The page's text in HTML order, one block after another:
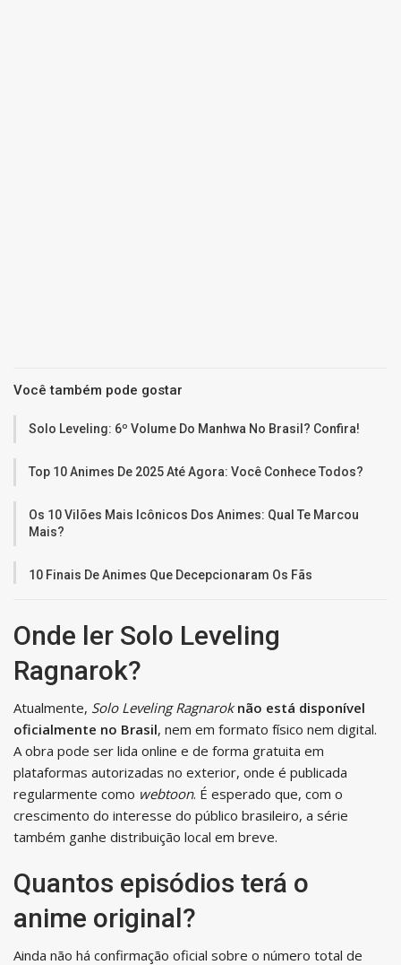
Você também pode gostar
Solo Leveling: 6º Volume Do Manhwa No Brasil? Confira!
Top 10 Animes De 2025 Até Agora: Você Conhece Todos?
Os 10 Vilões Mais Icônicos Dos Animes: Qual Te Marcou
Mais?
10 Finais De Animes Que Decepcionaram Os Fãs
Onde ler Solo Leveling
Ragnarok?
Atualmente, Solo Leveling Ragnarok não está disponível
oficialmente no Brasil, nem em formato físico nem digital.
A obra pode ser lida online e de forma gratuita em
plataformas autorizadas no exterior, onde é publicada
regularmente como webtoon. É esperado que, com o
crescimento do interesse do público brasileiro, a série
também ganhe distribuição local em breve.
Quantos episódios terá o
anime original?
Ainda não há confirmação oficial sobre o número total de